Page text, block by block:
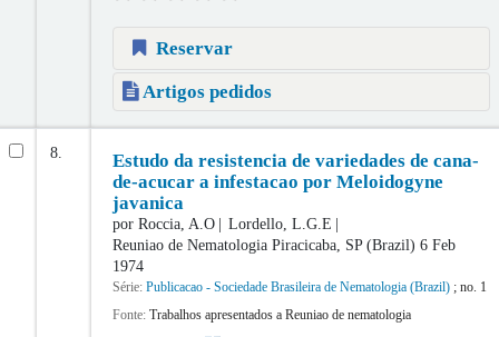
Reservar
Artigos pedidos
8.
Estudo da resistencia de variedades de cana-
de-acucar a infestacao por Meloidogyne
javanica
por Roccia, A.O
Lordello, L.G.E
Reuniao de NematologiaPiracicaba, SP (Brazil) 6 Feb
1974
Série: Publicacao - Sociedade Brasileira de Nematologia (Brazil); no. 1
Fonte: Trabalhos apresentados a Reuniao de nematologia